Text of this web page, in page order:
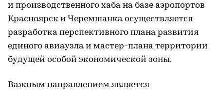
и производственного хаба на базе аэропортов
Красноярск и Черемшанка осуществляется
разработка перспективного плана развития
единого авиаузла и мастер-плана территории
будущей особой экономической зоны.
Важным направлением является